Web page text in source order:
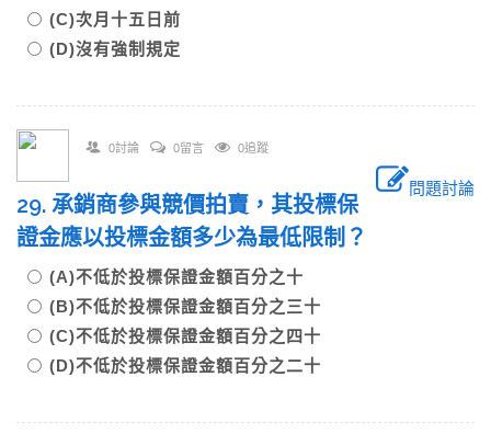
(C)次月十五日前
(D)沒有強制規定
0討論 0留言 0追蹤
問題討論
29. 承銷商參與競價拍賣，其投標保
證金應以投標金額多少為最低限制？
(A)不低於投標保證金額百分之十
(B)不低於投標保證金額百分之三十
(C)不低於投標保證金額百分之四十
(D)不低於投標保證金額百分之二十